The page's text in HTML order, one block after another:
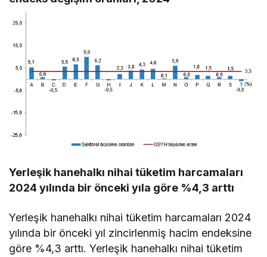
Yerleşik hanehalkı nihai tüketim harcamaları
2024 yılında bir önceki yıla göre %4,3 arttı
Yerleşik hanehalkı nihai tüketim harcamaları 2024
yılında bir önceki yıl zincirlenmiş hacim endeksine
göre %4,3 arttı. Yerleşik hanehalkı nihai tüketim